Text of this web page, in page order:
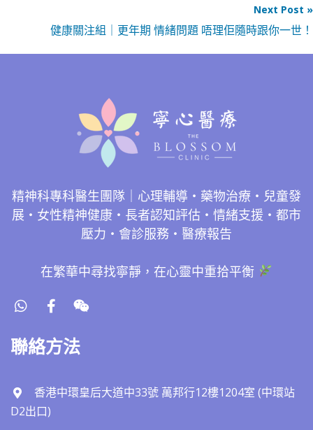
Next Post »
健康關注組｜更年期 情緒問題 唔理佢隨時跟你一世！
精神科專科醫生團隊｜心理輔導・藥物治療・兒童發
展・女性精神健康・長者認知評估・情緒支援・都市
壓力・會診服務・醫療報告
在繁華中尋找寧靜，在心靈中重拾平衡
聯絡方法
香港中環皇后大道中33號 萬邦行12樓1204室 (中環站
D2出口)